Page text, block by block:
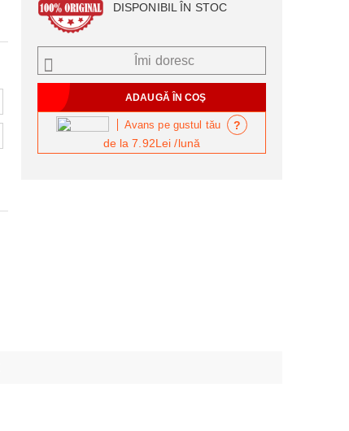
DISPONIBIL ÎN STOC
Îmi doresc
de la7.92Lei/lună
Avans pe gustul tău ?